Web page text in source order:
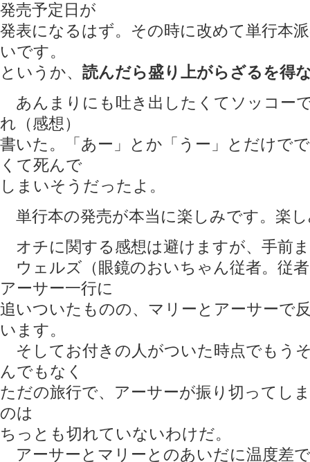
発売予定日が
発表になるはず。その時に改めて単行本
いです。
というか、 読んだら盛り上がらざるを得
あんまりにも吐き出したくてソッコー
れ（感想）
書いた。「あー」とか「うー」とだけで
くて死んで
しまいそうだったよ。
単行本の発売が本当に楽しみです。楽
オチに関する感想は避けますが、手前
ウェルズ（眼鏡のおいちゃん従者。従
アーサー一行に
追いついたものの、マリーとアーサーで
います。
そしてお付きの人がついた時点でもう
んでもなく
ただの旅行で、アーサーが振り切ってし
のは
ちっとも切れていないわけだ。
アーサーとマリーとのあいだに温度差